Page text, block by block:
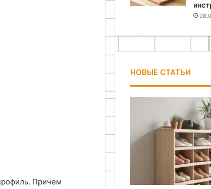
Причем
НОВЫЕ СТАТЬИ